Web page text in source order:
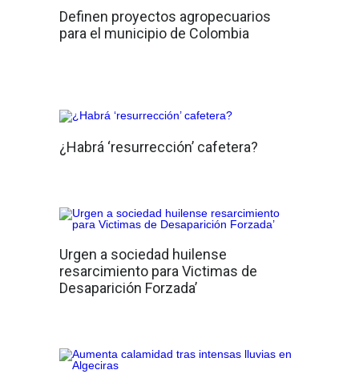
Definen proyectos agropecuarios
para el municipio de Colombia
¿Habrá ‘resurrección’ cafetera?
Urgen a sociedad huilense
resarcimiento para Victimas de
Desaparición Forzada’